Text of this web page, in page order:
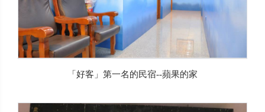
「好客」第一名的民宿--蘋果的家